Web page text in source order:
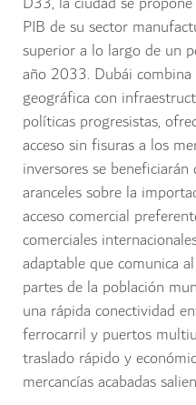
PIB de su sector
superior a lo largo de un
año 2033. Dubái
geográfica con
políticas progresistas,
acceso sin fisuras a los
inversores se
aranceles sobre la
acceso comercial
comerciales
adaptable que comunica
partes de la población
una rápida conectividad
ferrocarril y puertos
traslado rápido y
mercancías acabadas